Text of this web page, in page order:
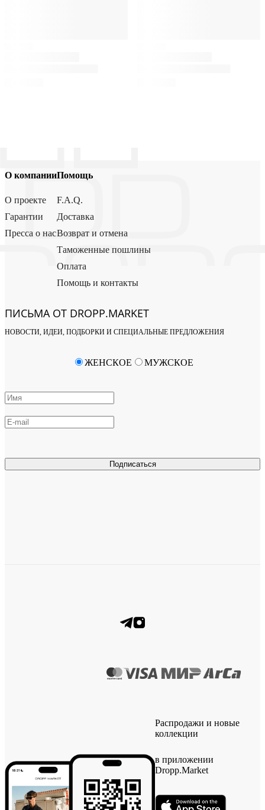
О компании
О проекте
Гарантии
Пресса о нас
Помощь
F.A.Q.
Доставка
Возврат и отмена
Таможенные пошлины
Оплата
Помощь и контакты
ПИСЬМА ОТ DROPP.MARKET
НОВОСТИ, ИДЕИ, ПОДБОРКИ И СПЕЦИАЛЬНЫЕ ПРЕДЛОЖЕНИЯ
Подписаться
ЖЕНСКОЕ МУЖСКОЕ
Распродажи и новые
коллекции
в приложении
Dropp.Market